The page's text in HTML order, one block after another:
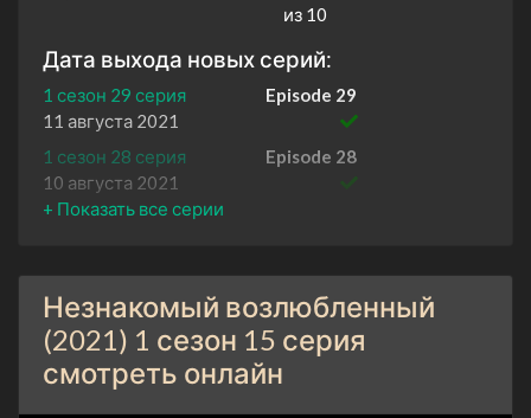
из 10
Дата выхода новых серий:
1 сезон 29 серия
Episode 29
11 августа 2021
1 сезон 28 серия
Episode 28
10 августа 2021
1 сезон 27 серия
1 сезон 26 серия
Episode 26
9 августа 2021
1 сезон 25 серия
Episode 25
9 августа 2021
Незнакомый возлюбленный
(2021) 1 сезон 15 серия
смотреть онлайн